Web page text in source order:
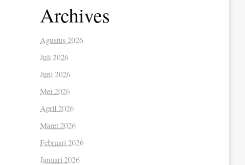
Archives
Agustus 2026
Juli 2026
Juni 2026
Mei 2026
April 2026
Maret 2026
Februari 2026
Januari 2026